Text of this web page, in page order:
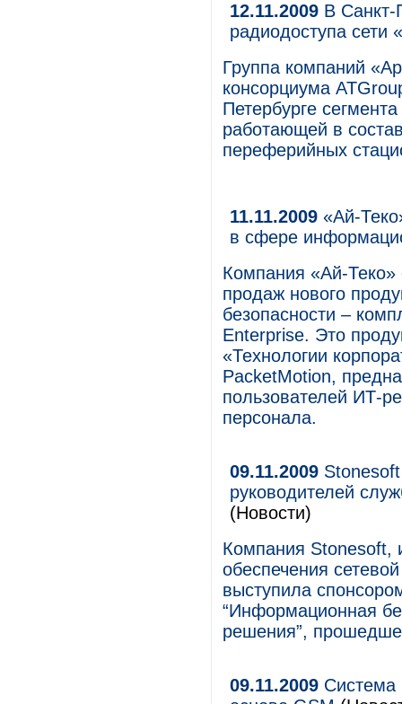
12.11.2009 В Санкт-
радиодоступа сети
Группа компаний
консорциума
Петербурге
работающей в
переферийных
11.11.2009 «Ай-
в сфере
Компания «Ай-
продаж нового
безопасности –
Enterprise. Это
«Технологии
PacketMotion,
пользователей ИТ-
персонала.
09.11.2009
руководителей
(Новости)
Компания Stonesoft,
обеспечения
выступила
“Информационная
решения”,
09.11.2009 Система